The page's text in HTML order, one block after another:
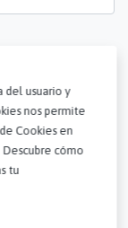
del usuario y
nos permite
Cookies en
Descubre cómo
tu